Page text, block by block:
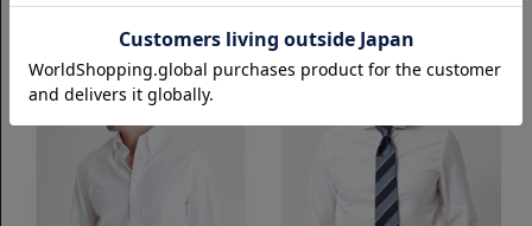
8,360円(税込)